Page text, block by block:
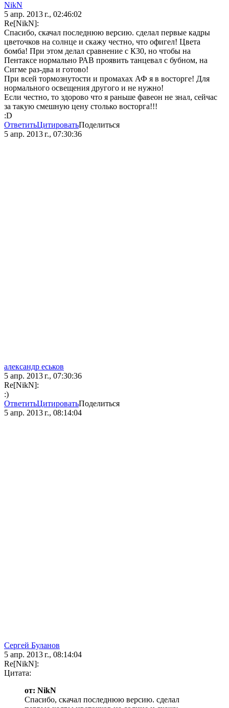
NikN
5 апр. 2013 г., 02:46:02
Re[NikN]:
Спасибо, скачал последнюю версию. сделал первые кадры
цветочков на солнце и скажу честно, что офигел! Цвета
бомба! При этом делал сравнение с К30, но чтобы на
Пентаксе нормально РАВ проявить танцевал с бубном, на
Сигме раз-два и готово!
При всей тормознутости и промахах АФ я в восторге! Для
нормального освещения другого и не нужно!
Если честно, то здорово что я раньше фавеон не знал, сейчас
за такую смешную цену столько восторга!!!
:D
ОтветитьЦитироватьПоделиться
5 апр. 2013 г., 07:30:36
александр еськов
5 апр. 2013 г., 07:30:36
Re[NikN]:
:)
ОтветитьЦитироватьПоделиться
5 апр. 2013 г., 08:14:04
Сергей Буланов
5 апр. 2013 г., 08:14:04
Re[NikN]:
Цитата:
от: NikN
Спасибо, скачал последнюю версию. сделал